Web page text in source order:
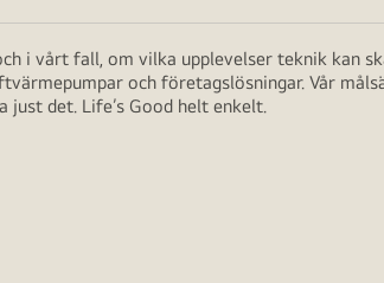
i vårt fall, om vilka upplevelser teknik kan
och företagslösningar. Vår
det. Life’s Good helt enkelt.